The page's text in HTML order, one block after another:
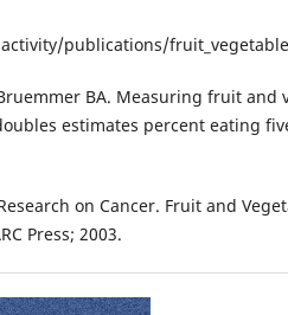
publications/
Bruemmer BA. Measuring fruit
estimates percent eating
on Cancer. Fruit and
Press; 2003.